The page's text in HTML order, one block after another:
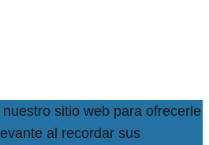
sitio web para ofrecerle
al recordar sus